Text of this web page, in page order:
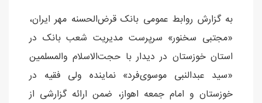
به گزارش روابط عمومی بانک قرض‌الحسنه مهر ایران،
«مجتبی سخنور» سرپرست مدیریت شعب بانک در
استان خوزستان در دیدار با حجت‌الاسلام والمسلمین
«سید عبدالنبی موسوی‌فرد» نماینده ولی فقیه در
خوزستان و امام جمعه اهواز، ضمن ارائه گزارشی از